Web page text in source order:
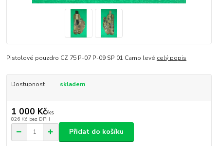
Pistolové pouzdro CZ 75 P-07 P-09 SP 01 Camo levé celý popis
Dostupnost skladem
1 000 Kč/ks
826 Kč bez DPH
Přidat do košíku